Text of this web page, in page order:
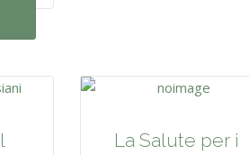
La Salute per i